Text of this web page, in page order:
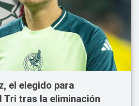
el elegido para
Tri tras la eliminación